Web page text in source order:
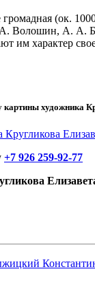
(ок.
Волошин, А. А.
им характер
картины художника
+7 926 259-92-77